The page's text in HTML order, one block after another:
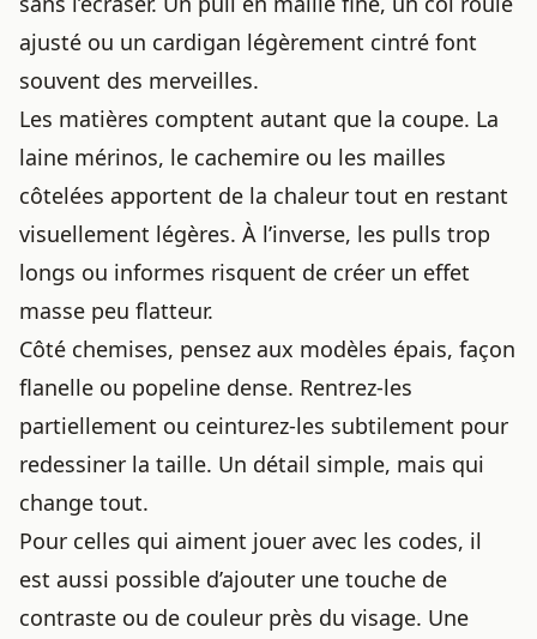
ajusté ou un cardigan légèrement cintré font
souvent des merveilles.
Les matières comptent autant que la coupe. La
laine mérinos, le cachemire ou les mailles
côtelées apportent de la chaleur tout en restant
visuellement légères. À l’inverse, les pulls trop
longs ou informes risquent de créer un effet
masse peu flatteur.
Côté chemises, pensez aux modèles épais, façon
flanelle ou popeline dense. Rentrez-les
partiellement ou ceinturez-les subtilement pour
redessiner la taille. Un détail simple, mais qui
change tout.
Pour celles qui aiment jouer avec les codes, il
est aussi possible d’ajouter une touche de
contraste ou de couleur près du visage. Une